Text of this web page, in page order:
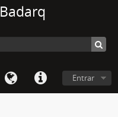
Badarq
Entrar